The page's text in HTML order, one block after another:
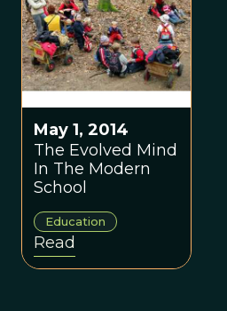
May 1, 2014
The Evolved Mind
In The Modern
School
Education
Read